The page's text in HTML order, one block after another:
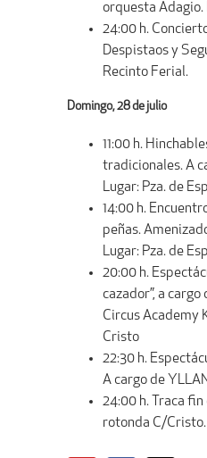
orquesta Adagio.
24:00 h.
Despistaos y
Recinto Ferial.
Domingo, 28 de julio
11:00 h.
tradicionales. A
Lugar: Pza. de
14:00 h.
peñas.
Lugar: Pza. de
20:00 h.
cazador”, a
Circus Academy
Cristo
22:30 h.
A cargo de
24:00 h. Traca
rotonda C/Cristo.